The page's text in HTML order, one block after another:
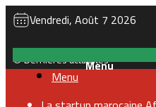
Vendredi, Août 7 2026
Dernières actualités
Menu